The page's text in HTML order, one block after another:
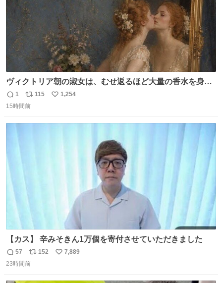
ヴィクトリア朝の淑女は、むせ返るほど大量の香水を身に
つけるものではないとされていた。それでも香水は、髪や
肌の手入れと同じくらい、ヴィクトリア朝の女性達の美容
が知る香水よりも単純な組成で、その大部分は薔薇、菫、
返
信
1
リ
ポ
115
い
1,254
15時間前
【カス】 辛みそきん1万個を寄付させていただきました
返
信
57
リ
ポ
152
い
7,889
23時間前